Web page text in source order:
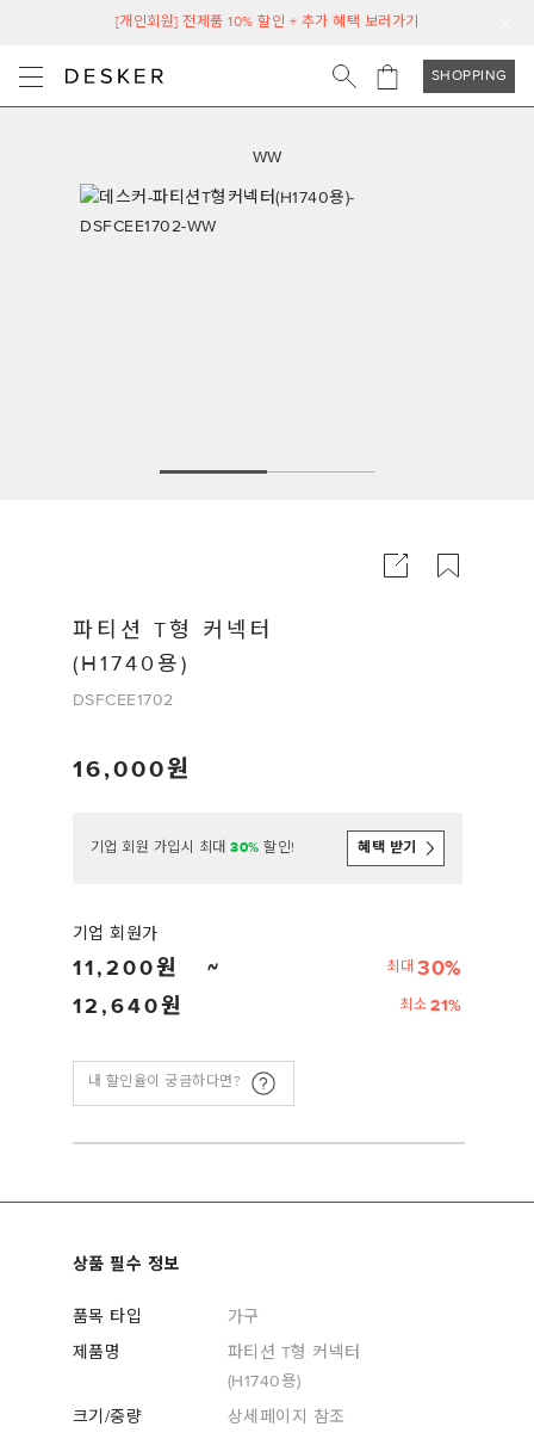
[개인회원] 전제품 10% 할인 + 추가 혜택 보러가기
SHOPPING
WW
파티션 T형 커넥터
(H1740용)
DSFCEE1702
16,000
기업 회원 가입시 최대 30% 할인! 혜택 받기
기업 회원가
11,200 최대 30%
12,640
최소 21%
내 할인율이 궁금하다면?
상품 필수 정보
품목 타입
가구
제품명
파티션 T형 커넥터
(H1740용)
크기/중량
상세페이지 참조